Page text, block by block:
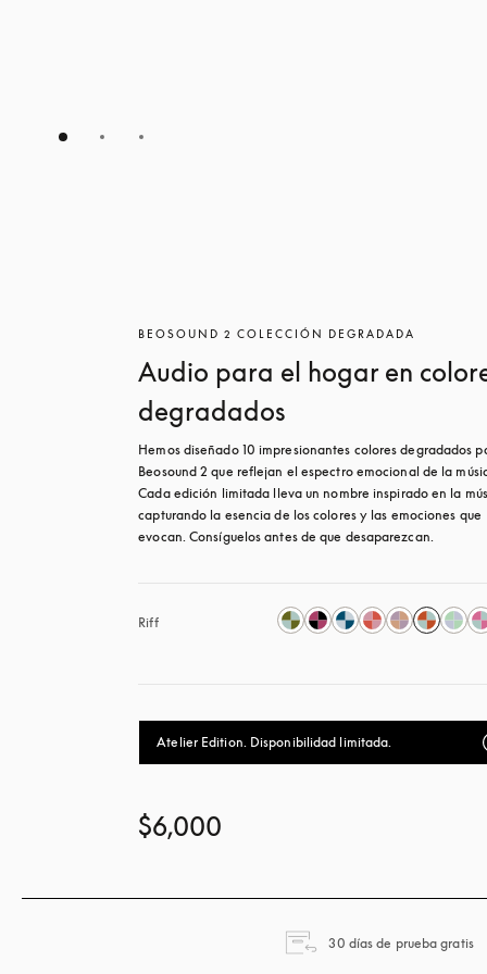
BEOSOUND 2 COLECCIÓN DEGRADADA
Audio para el hogar en
degradados
Hemos diseñado 10 impresionantes colores degradados
Beosound 2 que reflejan el espectro emocional de la
Cada edición limitada lleva un nombre inspirado en la
capturando la esencia de los colores y las emociones que
evocan. Consíguelos antes de que desaparezcan.
Riff
Atelier Edition. Disponibilidad limitada.
$6,000
30 días de prueba gratis